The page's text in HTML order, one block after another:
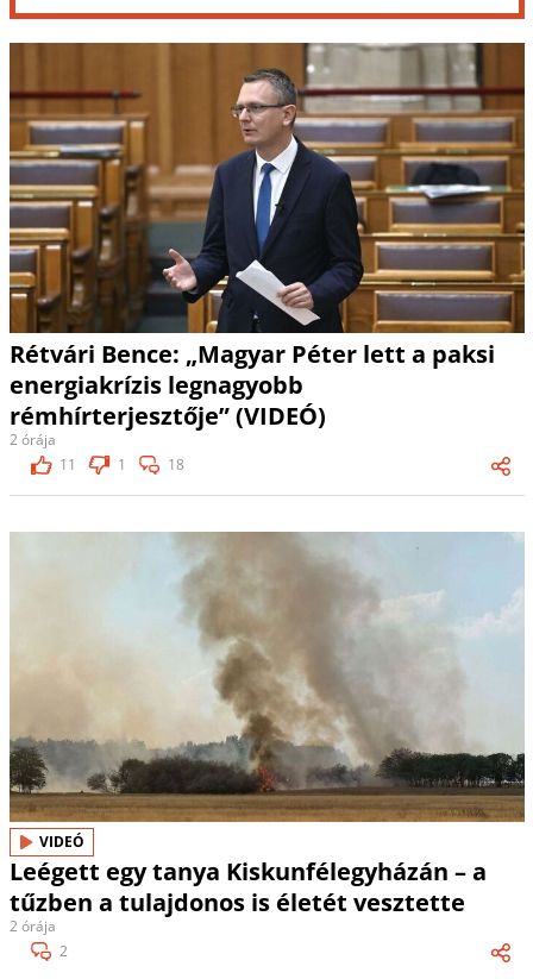
Rétvári Bence: „Magyar Péter lett a paksi
energiakrízis legnagyobb
rémhírterjesztője” (VIDEÓ)
2 órája
11
1 18
VIDEÓ
Leégett egy tanya Kiskunfélegyházán – a
tűzben a tulajdonos is életét vesztette
2 órája
2